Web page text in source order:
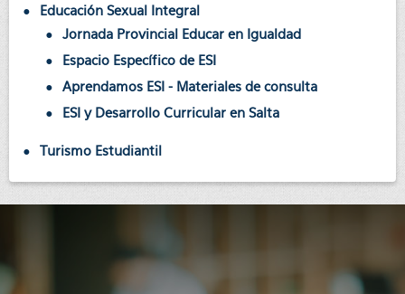
Educación Sexual Integral
Jornada Provincial Educar en Igualdad
Espacio Específico de ESI
Aprendamos ESI - Materiales de consulta
ESI y Desarrollo Curricular en Salta
Turismo Estudiantil